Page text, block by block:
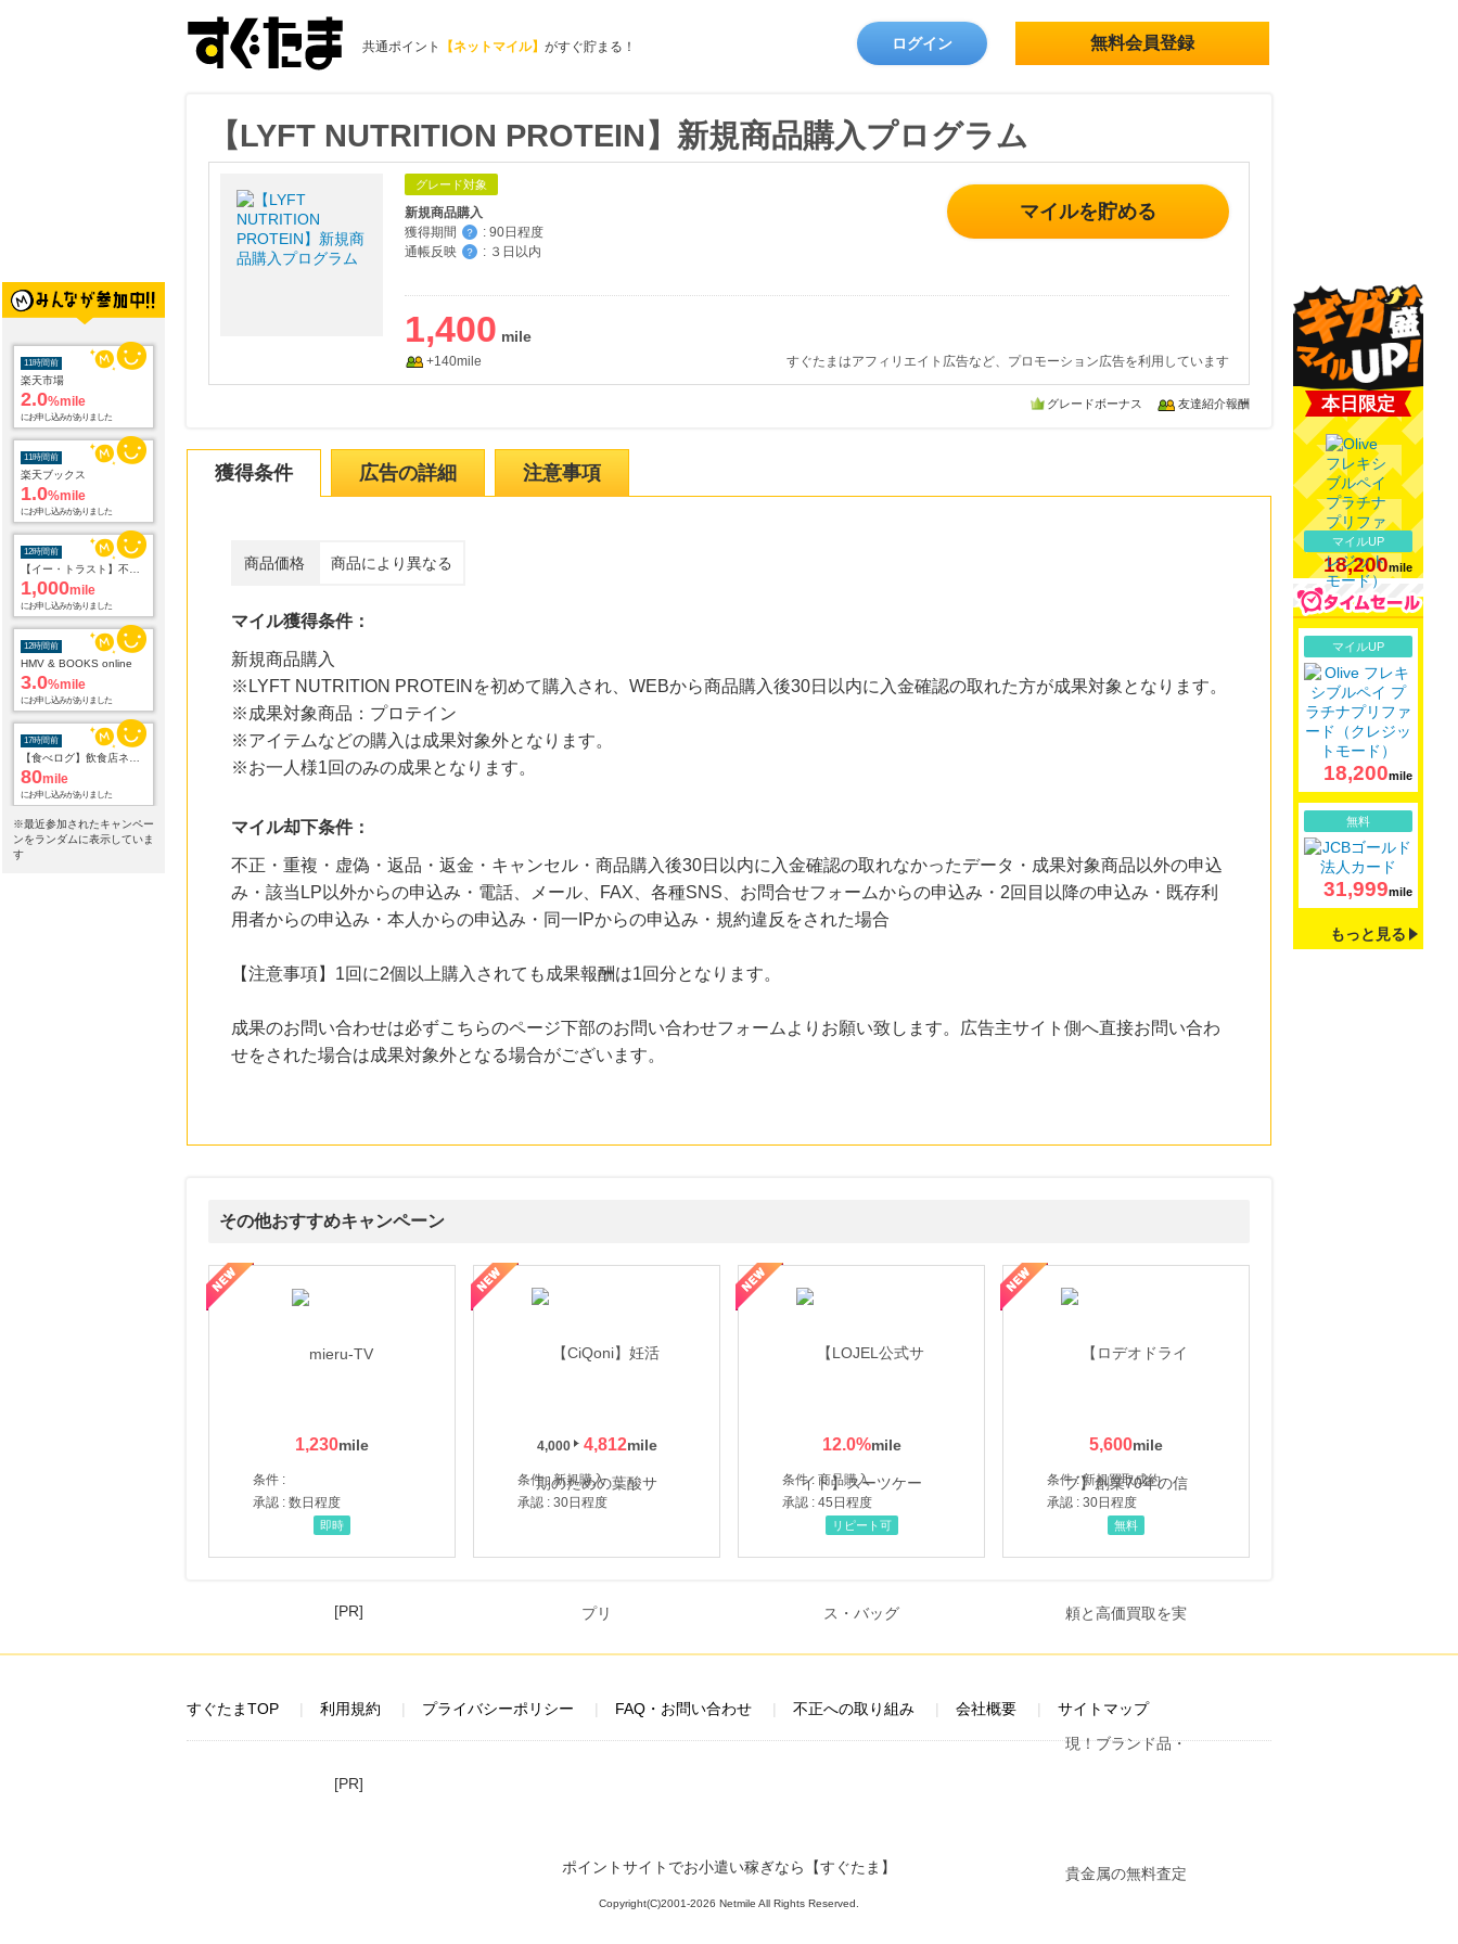
共通ポイント 【ネットマイル】 がすぐ貯まる！ ログイン 無料会員登録
11時間前
楽天市場
2.0%mile
にお申し込みがありました
11時間前
楽天ブックス
1.0%mile
にお申し込みがありました
12時間前
1,000mile
にお申し込みがありました
12時間前
HMV & BOOKS online
3.0%mile
にお申し込みがありました
17時間前
80mile
にお申し込みがありました
17時間前
ホットペッパーグルメ
※最近参加されたキャンペー
ンをランダムに表示していま
す
【LYFT NUTRITION PROTEIN】新規商品購入プログラム
グレード対象
新規商品購入
獲得期間
？ : 90日程度
通帳反映
？ : ３日以内
マイルを貯める
1,400
+140mile すぐたまはアフィリエイト広告など、プロモーション広告を利用しています
グレードボーナス 友達紹介報酬
獲得条件 広告の詳細 注意事項
商品価格 商品により異なる
マイル獲得条件：
新規商品購入
※LYFT NUTRITION PROTEINを初めて購入され、WEBから商品購入後30日以内に入金確認の取れた方が成果対象となります。
※成果対象商品：プロテイン
※アイテムなどの購入は成果対象外となります。
※お一人様1回のみの成果となります。
マイル却下条件：
不正・重複・虚偽・返品・返金・キャンセル・商品購入後30日以内に入金確認の取れなかったデータ・成果対象商品以外の申込
み・該当LP以外からの申込み・電話、メール、FAX、各種SNS、お問合せフォームからの申込み・2回目以降の申込み・既存利
用者からの申込み・本人からの申込み・同一IPからの申込み・規約違反をされた場合
【注意事項】1回に2個以上購入されても成果報酬は1回分となります。
成果のお問い合わせは必ずこちらのページ下部のお問い合わせフォームよりお願い致します。広告主サイト側へ直接お問い合わ
せをされた場合は成果対象外となる場合がございます。
その他おすすめキャンペーン
1,230
条件 :
承認 : 数日程度
即時
4,000 4,812
条件 : 新規購入
承認 : 30日程度
12.0%
条件 : 商品購入
承認 : 45日程度
【LOJEL公式サイト】スーツケース・バッグ
リピート可
5,600
条件 : 新規買取成約
承認 : 30日程度
【ロデオドライブ】創業70年の信頼と高価買取を実現！ブランド品・貴金属の無料査定
無料
本日限定
マイルUP
18,200mile
マイルUP
18,200mile
無料
31,999mile
もっと見る
[PR]
すぐたまTOP 利用規約 プライバシーポリシー FAQ・お問い合わせ 不正への取り組み 会社概要 サイトマップ
[PR]
ポイントサイトでお小遣い稼ぎなら【すぐたま】
Copyright(C)2001-2026 Netmile All Rights Reserved.